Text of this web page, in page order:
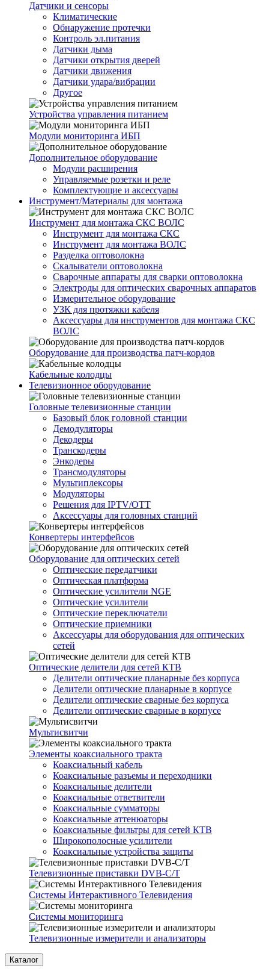
Датчики и сенсоры
Климатические
Обнаружение протечки
Контроль эл.питания
Датчики дыма
Датчики открытия дверей
Датчики движения
Датчики удара/вибрации
Другое
Устройства управления питанием
Модули мониторинга ИБП
Дополнительное оборудование
Модули расширения
Управляемые розетки и реле
Комплектующие и аксессуары
Инструмент/Материалы для монтажа
Инструмент для монтажа СКС ВОЛС
Инструмент для монтажа СКС
Инструмент для монтажа ВОЛС
Разделка оптоволокна
Скалыватели оптоволокна
Сварочные аппараты для сварки оптоволокна
Электроды для оптических сварочных аппаратов
Измерительное оборудование
УЗК для протяжки кабеля
Аксессуары для инструментов для монтажа СКС
ВОЛС
Оборудование для производства патч-кордов
Кабельные колодцы
Телевизионное оборудование
Головные телевизионные станции
Базовый блок головной станции
Демодуляторы
Декодеры
Транскодеры
Энкодеры
Трансмодуляторы
Мультиплексоры
Модуляторы
Решения для IPTV/OTT
Аксессуары для головных станций
Конвертеры интерфейсов
Оборудование для оптических сетей
Оптические передатчики
Оптическая платформа
Оптические усилители NGE
Оптические усилители
Оптические переключатели
Оптические приемники
Аксессуары для оборудования для оптических
сетей
Оптические делители для сетей КТВ
Делители оптические планарные без корпуса
Делители оптические планарные в корпусе
Делители оптические сварные без корпуса
Делители оптические сварные в корпусе
Мультисвитчи
Элементы коаксиального тракта
Коаксиальный кабель
Коаксиальные разъемы и переходники
Коаксиальные делители
Коаксиальные ответвители
Коаксиальные сумматоры
Коаксиальные аттенюаторы
Коаксиальные фильтры для сетей КТВ
Широкополосные усилители
Коаксиальные устройства защиты
Телевизионные приставки DVB-C/T
Системы Интерактивного Телевидения
Системы мониторинга
Телевизионные измерители и анализаторы
Каталог